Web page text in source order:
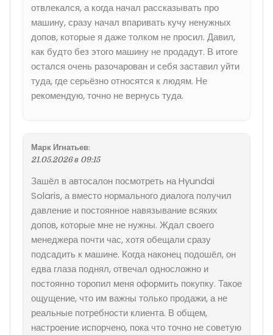
отвлекался, а когда начал рассказывать про
машину, сразу начал впаривать кучу ненужных
допов, которые я даже толком не просил. Давил,
как будто без этого машину не продадут. В итоге
остался очень разочарован и себя заставил уйти
туда, где серьёзно относятся к людям. Не
рекомендую, точно не вернусь туда.
Марк Игнатьев:
21.05.2026 в 09:15
Зашёл в автосалон посмотреть на Hyundai
Solaris, а вместо нормального диалога получил
давление и постоянное навязывание всяких
допов, которые мне не нужны. Ждал своего
менеджера почти час, хотя обещали сразу
подсадить к машине. Когда наконец подошёл, он
едва глаза поднял, отвечал односложно и
постоянно торопил меня оформить покупку. Такое
ощущение, что им важны только продажи, а не
реальные потребности клиента. В общем,
настроение испорчено, пока что точно не советую